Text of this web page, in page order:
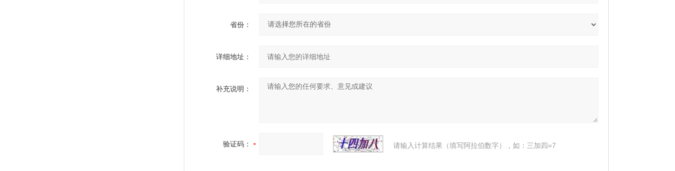
省份：
详细地址：
补充说明：
验证码： 请输入计算结果（填写阿拉伯数字），如：三加四=7